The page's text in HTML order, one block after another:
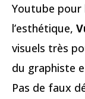
Youtube pour
l’esthétique,
visuels très
du graphiste
Pas de faux